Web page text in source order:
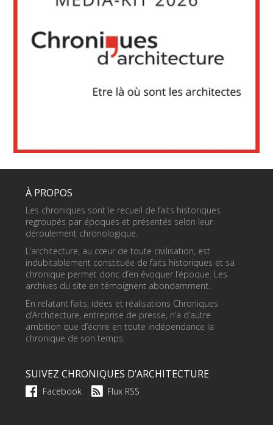
À PROPOS
Les chroniques sont le recueil de faits historiques
regroupés par époques et présentés selon leur
déroulement chronologique.
L’architecture, au cœur de toute civilisation, est
indubitablement constituée de faits historiques et sa
chronique permet donc d’en évoquer l’époque. Les
archives du site en témoignent abondamment.
En relatant faits, idées et réalisations Chroniques
d’Architecture, entreprise de presse, n’a d’autre
ambition que d’écrire en toute indépendance la
chronique de son temps.
SUIVEZ CHRONIQUES D’ARCHITECTURE
Facebook Flux RSS